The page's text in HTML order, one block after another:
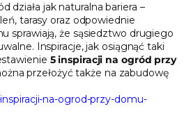
działa jak naturalna bariera –
tarasy oraz odpowiednie
sprawiają, że sąsiedztwo drugiego
Inspiracje, jak osiągnąć taki
5 inspiracji na ogród przy
przełożyć także na zabudowę
na-ogrod-przy-domu-